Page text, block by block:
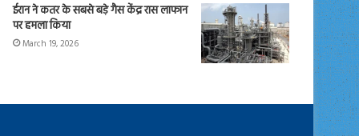
ईरान ने कतर के सबसे बड़े गैस केंद्र रास लाफान
पर हमला किया
March 19, 2026